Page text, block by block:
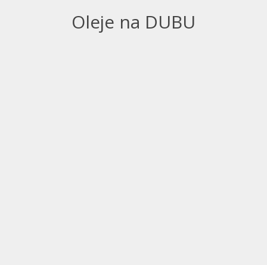
Oleje na DUBU